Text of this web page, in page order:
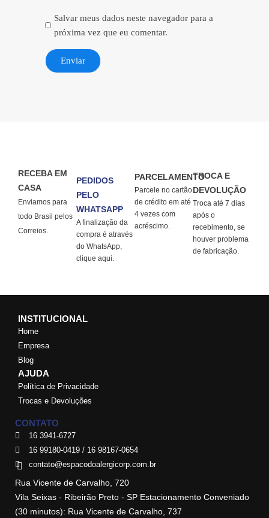
Salvar meus dados neste navegador para a
próxima vez que eu comentar.
RECEBA EM
CASA
Enviamos para
todo Brasil pelos
Correios.
PEDIDOS
PELO
WHATSAPP
A finalização da
compra é através
do WhatsApp,
clique aqui.
PARCELAMENTO
Parcele no cartão
de crédito em até
4 vezes com
acréscimo.
TROCA E
DEVOLUÇÃO
Troca até 7 dias
após o
recebimento, se
houver problema
de fabricação.
INSTITUCIONAL
Home
Empresa
Blog
AJUDA
Política de Privacidade
Trocas e Devoluções
CONTATO
16 3941-6727
16 99180-0419 / 16 98167-0654
contato@espacodoalergicorp.com.br
Rua Vicente de Carvalho, 720
Vila Seixas - Ribeirão Preto - SP Estacionamento Conveniado
(30 minutos): Rua Vicente de Carvalho, 737